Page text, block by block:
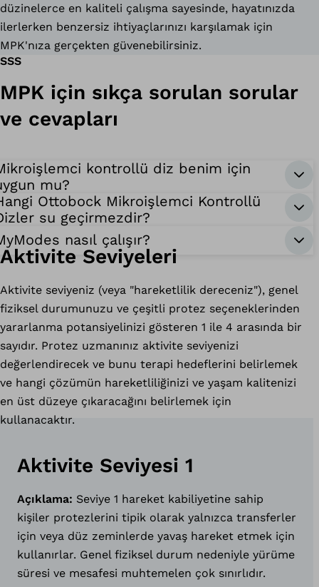
düzinelerce en kaliteli çalışma sayesinde, hayatınızda
ilerlerken benzersiz ihtiyaçlarınızı karşılamak için
MPK'nıza gerçekten güvenebilirsiniz.
SSS
MPK için sıkça sorulan sorular
ve cevapları
kontrollü diz benim için
mu?
Ottobock Mikroişlemci Kontrollü
su geçirmezdir?
nasıl çalışır?
Aktivite Seviyeleri
Aktivite seviyeniz (veya "hareketlilik dereceniz"), genel
fiziksel durumunuzu ve çeşitli protez seçeneklerinden
yararlanma potansiyelinizi gösteren 1 ile 4 arasında bir
sayıdır. Protez uzmanınız aktivite seviyenizi
değerlendirecek ve bunu terapi hedeflerini belirlemek
ve hangi çözümün hareketliliğinizi ve yaşam kalitenizi
en üst düzeye çıkaracağını belirlemek için
kullanacaktır.
Aktivite Seviyesi 1
Açıklama: Seviye 1 hareket kabiliyetine sahip
kişiler protezlerini tipik olarak yalnızca transferler
için veya düz zeminlerde yavaş hareket etmek için
kullanırlar. Genel fiziksel durum nedeniyle yürüme
süresi ve mesafesi muhtemelen çok sınırlıdır.